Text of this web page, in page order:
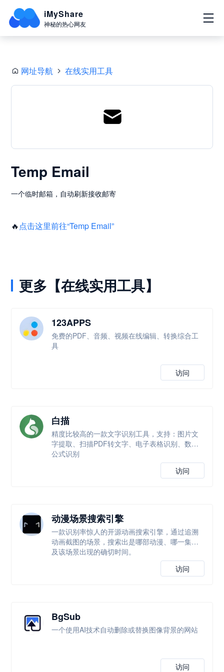
iMyShare
神秘的热心网友
网址导航 在线实用工具
Temp Email
一个临时邮箱，自动刷新接收邮寄
🔥 点击这里前往“Temp Email”
更多【在线实用工具】
123APPS
免费的PDF、音频、视频在线编辑、转换综合工
具
访问
白描
精度比较高的一款文字识别工具，支持：图片文
字提取、扫描PDF转文字、电子表格识别、数学
公式识别
访问
动漫场景搜索引擎
一款识别率惊人的开源动画搜索引擎，通过追溯
动画截图的场景，搜索出是哪部动漫、哪一集以
及该场景出现的确切时间。
访问
BgSub
一个使用AI技术自动删除或替换图像背景的网站
访问